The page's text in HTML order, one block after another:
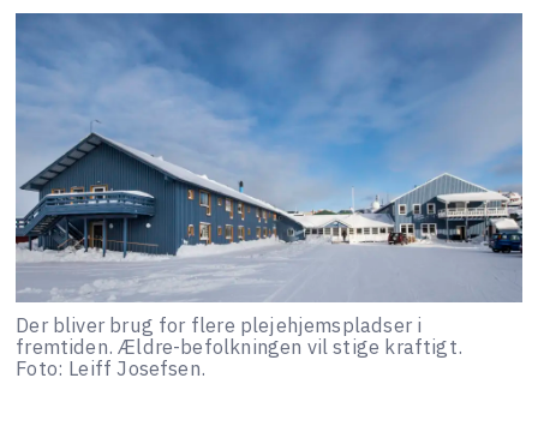
Der bliver brug for flere plejehjemspladser i
fremtiden. Ældre-befolkningen vil stige kraftigt.
Foto: Leiff Josefsen.